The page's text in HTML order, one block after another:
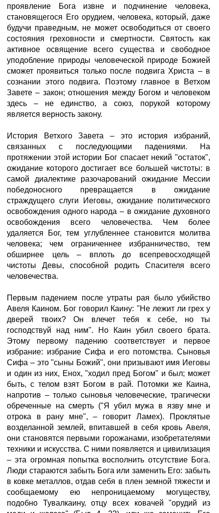
проявление Бога извне и подчинение человека,
становящегося Его орудием, человека, который, даже
будучи праведным, не может освободиться от своего
состояния греховности и смертности. Святость как
активное освящение всего существа и свободное
уподобление природы человеческой природе Божией
сможет проявиться только после подвига Христа – в
сознании этого подвига. Поэтому главное в Ветхом
Завете – закон; отношения между Богом и человеком
здесь – не единство, а союз, порукой которому
является верность закону.
История Ветхого Завета – это история избраний,
связанных с последующими падениями. На
протяжении этой истории Бог спасает некий "остаток",
ожидание которого достигает все большей чистоты: в
самой диалектике разочарований ожидание Мессии
победоносного превращается в ожидание
страждущего слуги Иеговы, ожидание политического
освобождения одного народа – в ожидание духовного
освобождения всего человечества. Чем более
удаляется Бог, тем углубленнее становится молитва
человека; чем ограниченнее избранничество, тем
обширнее цель – вплоть до всепревосходящей
чистоты Девы, способной родить Спасителя всего
человечества.
Первым падением после утраты рая было убийство
Авеля Каином. Бог говорил Каину: "Не лежит ли грех у
дверей твоих? Он влечет тебя к себе, но ты
господствуй над ним". Но Каин убил своего брата.
Этому первому падению соответствует и первое
избрание: избрание Сифа и его потомства. Сыновья
Сифа – это "сыны Божий", они призывают имя Иеговы
и один из них, Енох, "ходил пред Богом" и был; может
быть, с телом взят Богом в рай. Потомки же Каина,
напротив – только сыновья человеческие, трагически
обреченные на смерть ("Я убил мужа в язву мне и
отрока в рану мне", – говорит Ламех). Проклятые
возделанной землей, впитавшей в себя кровь Авеля,
они становятся первыми горожанами, изобретателями
техники и искусства. С ними появляется и цивилизация
– эта огромная попытка восполнить отсутствие Бога.
Люди стараются забыть Бога или заменить Его: забыть
в ковке металлов, отдав себя в плен земной тяжести и
сообщаемому ею непроницаемому могуществу,
подобно Тувалкаину, отцу всех ковачей "орудий из